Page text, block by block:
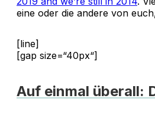
eine oder die andere von
[line]
[gap size=“40px“]
Auf einmal überall: